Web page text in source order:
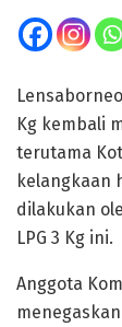
Kg kembali
terutama
kelangkaan
dilakukan
LPG 3 Kg ini.
Anggota